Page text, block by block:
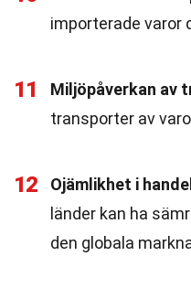
importerade varor
11 Miljöpåverkan av
transporter av
12 Ojämlikhet i
länder kan ha
den globala